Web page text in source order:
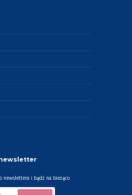
newslettera i bądź na bieżąco